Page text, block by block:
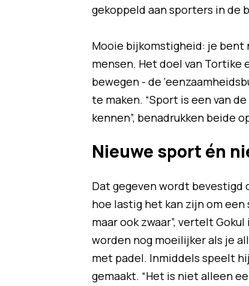
gekoppeld aan sporters in de
Mooie bijkomstigheid: je
mensen. Het doel van Tortike
bewegen - de
te maken. “Sport is een van
kennen”, benadrukken beide
Nieuwe sport én
Dat gegeven wordt bevestigd
hoe lastig het kan zijn om een
maar ook zwaar”, vertelt Gokul
worden nog moeilijker als je
met padel. Inmiddels speelt
gemaakt. “Het is niet alleen